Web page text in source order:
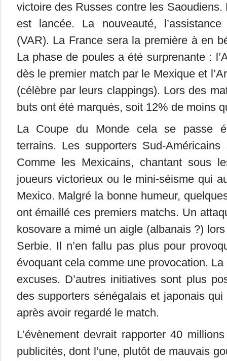
victoire des Russes contre les Saoudiens.
est lancée. La nouveauté,
(VAR). La France sera la première à en
La phase de poules a été surprenante :
dès le premier match par le Mexique et
(célèbre par leurs clappings). Lors des
buts ont été marqués, soit 12% de moins
La Coupe du Monde cela se passe
terrains. Les supporters Sud-
Comme les Mexicains, chantant sous
joueurs victorieux ou le mini-séisme qui
Mexico. Malgré la bonne humeur,
ont émaillé ces premiers matchs. Un
kosovare a mimé un aigle (albanais ?)
Serbie. Il n’en fallu pas plus pour
évoquant cela comme une provocation.
excuses. D’autres initiatives sont plus
des supporters sénégalais et japonais
après avoir regardé le match.
L’évènement devrait rapporter 40
publicités, dont l’une, plutôt de mauvais